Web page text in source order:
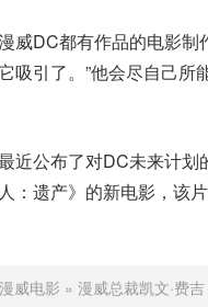
威DC都有作品的电影
吸引了。”他会尽自己
近公布了对DC未来计划
：遗产》的新电影，该
漫威电影 » 漫威总裁凯文·费